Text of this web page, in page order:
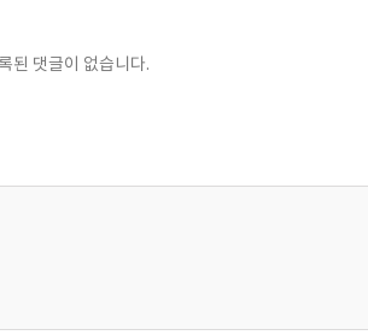
된 댓글이 없습니다.